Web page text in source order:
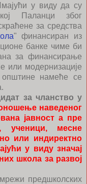
у виду да су
Паланци због
за средства
" финансиран из
банке чиме би
за финансирање
или модернизације
општине намеће се
за чланство у
наведеног
јавност а пре
ученици, месне
или индиректно
у виду значај
школа за развој
предшколских